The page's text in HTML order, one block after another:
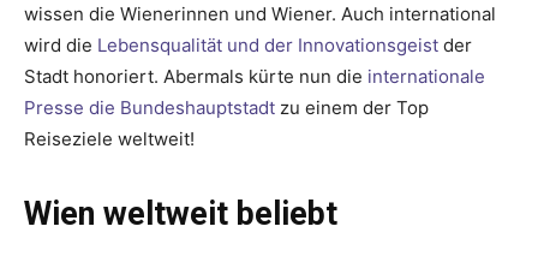
wissen die Wienerinnen und Wiener. Auch international
wird die Lebensqualität und der Innovationsgeist der
Stadt honoriert. Abermals kürte nun die internationale
Presse die Bundeshauptstadt zu einem der Top
Reiseziele weltweit!
Wien weltweit beliebt